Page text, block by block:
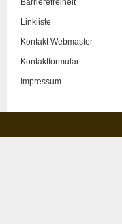
Bar­rie­re­frei­heit
Link­lis­te
Kon­takt Web­mas­ter
Kon­takt­for­mu­lar
Impres­sum